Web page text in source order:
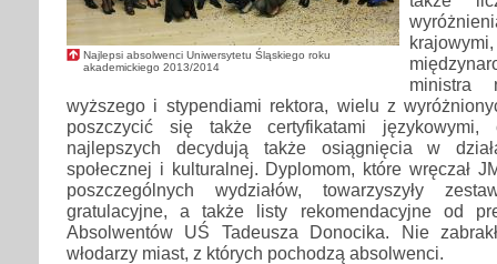
Najlepsi absolwenci Uniwersytetu Śląskiego roku
akademickiego 2013/2014
ministra
wyższego i stypendiami rektora, wielu z
poszczycić się także certyfikatami
najlepszych decydują także osiągnięcia w
społecznej i kulturalnej. Dyplomom, które wręczał
poszczególnych wydziałów, towarzyszyły
gratulacyjne, a także listy rekomendacyjne od
Absolwentów UŚ Tadeusza Donocika. Nie
włodarzy miast, z których pochodzą absolwenci.